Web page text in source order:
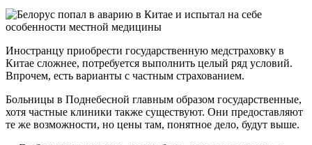
Иностранцу приобрести государственную медстраховку в
Китае сложнее, потребуется выполнить целый ряд условий.
Впрочем, есть варианты с частным страхованием.
Больницы в Поднебесной главным образом государственные,
хотя частные клиники также существуют. Они предоставляют
те же возможности, но цены там, понятное дело, будут выше.